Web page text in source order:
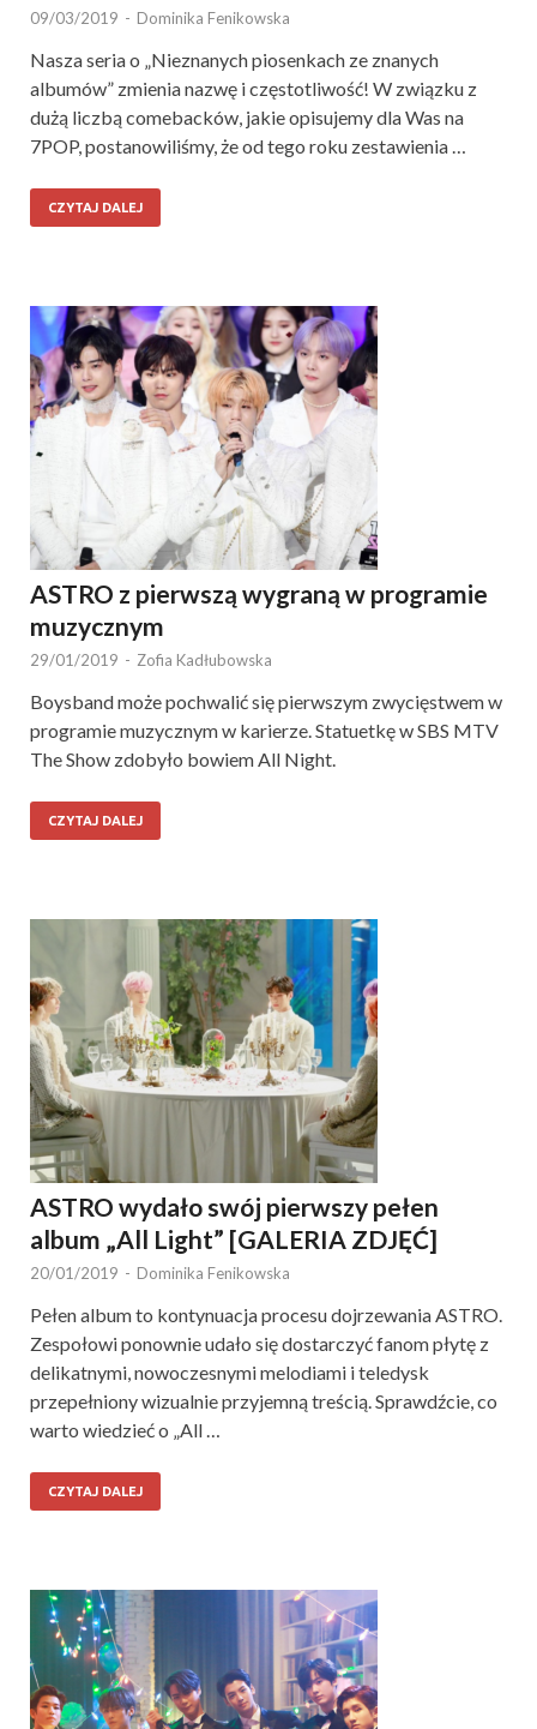
09/03/2019 - Dominika Fenikowska
Nasza seria o „Nieznanych piosenkach ze znanych
albumów” zmienia nazwę i częstotliwość! W związku z
dużą liczbą comebacków, jakie opisujemy dla Was na
7POP, postanowiliśmy, że od tego roku zestawienia …
CZYTAJ DALEJ
ASTRO z pierwszą wygraną w programie
muzycznym
29/01/2019 - Zofia Kadłubowska
Boysband może pochwalić się pierwszym zwycięstwem w
programie muzycznym w karierze. Statuetkę w SBS MTV
The Show zdobyło bowiem All Night.
CZYTAJ DALEJ
ASTRO wydało swój pierwszy pełen
album „All Light” [GALERIA ZDJĘĆ]
20/01/2019 - Dominika Fenikowska
Pełen album to kontynuacja procesu dojrzewania ASTRO.
Zespołowi ponownie udało się dostarczyć fanom płytę z
delikatnymi, nowoczesnymi melodiami i teledysk
przepełniony wizualnie przyjemną treścią. Sprawdźcie, co
warto wiedzieć o „All …
CZYTAJ DALEJ